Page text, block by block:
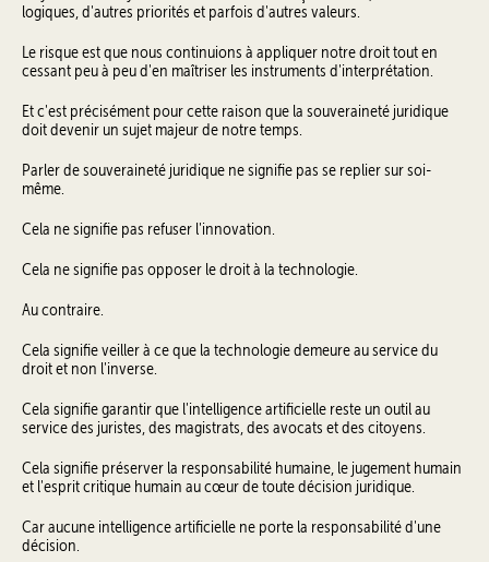
logiques, d'autres priorités et parfois d'autres valeurs.
Le risque est que nous continuions à appliquer notre droit tout en
cessant peu à peu d'en maîtriser les instruments d'interprétation.
Et c'est précisément pour cette raison que la souveraineté juridique
doit devenir un sujet majeur de notre temps.
Parler de souveraineté juridique ne signifie pas se replier sur soi-
même.
Cela ne signifie pas refuser l'innovation.
Cela ne signifie pas opposer le droit à la technologie.
Au contraire.
Cela signifie veiller à ce que la technologie demeure au service du
droit et non l'inverse.
Cela signifie garantir que l'intelligence artificielle reste un outil au
service des juristes, des magistrats, des avocats et des citoyens.
Cela signifie préserver la responsabilité humaine, le jugement humain
et l'esprit critique humain au cœur de toute décision juridique.
Car aucune intelligence artificielle ne porte la responsabilité d'une
décision.